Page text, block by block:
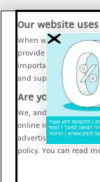
Our website
When we provide
provide social media
important and
and support Maariv,
Are you happy to
We, and our partners,
online interactions to
advertising for you.
policy. You can read